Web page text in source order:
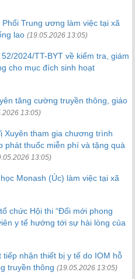
Trung ương làm việc tại xã
lao (19.05.2026 13:05)
2024/TT-BYT về kiểm tra, giám
cho mục đích sinh hoạt
tăng cường truyền thông, giáo
13:05)
Xuyên tham gia chương trình
phát thuốc miễn phí và tặng quà
13:05)
Monash (Úc) làm việc tại xã
chức Hội thi “Đổi mới phong
y tế hướng tới sự hài lòng của
nhận thiết bị y tế do IOM hỗ
truyền thông (19.05.2026 13:05)